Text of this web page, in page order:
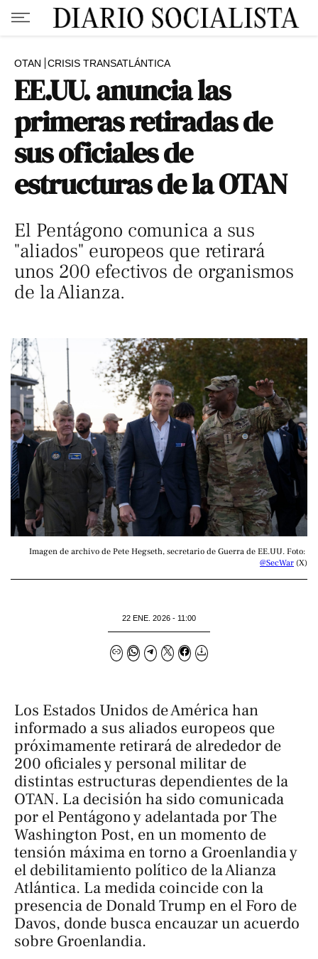
OTAN CRISIS TRANSATLÁNTICA
EE.UU. anuncia las
primeras retiradas de
sus oficiales de
estructuras de la OTAN
El Pentágono comunica a sus
"aliados" europeos que retirará
unos 200 efectivos de organismos
de la Alianza.
@SecWar (X)
22 ENE. 2026 - 11:00
Los Estados Unidos de América han
informado a sus aliados europeos que
próximamente retirará de alrededor de
200 oficiales y personal militar de
distintas estructuras dependientes de la
OTAN. La decisión ha sido comunicada
por el Pentágono y adelantada porThe
Washington Post, en un momento de
tensión máxima en torno a Groenlandia y
el debilitamiento político de la Alianza
Atlántica. La medida coincide con la
presencia de Donald Trump en el Foro de
Davos, donde busca encauzar un acuerdo
sobre Groenlandia.